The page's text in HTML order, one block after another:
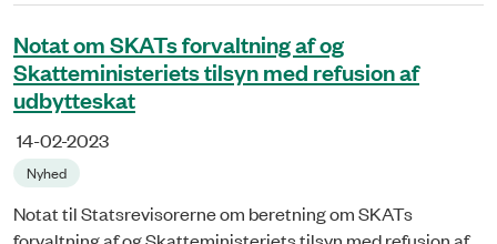
Notat om SKATs forvaltning af og
Skatteministeriets tilsyn med refusion af
udbytteskat
14-02-2023
Nyhed
Notat til Statsrevisorerne om beretning om SKATs